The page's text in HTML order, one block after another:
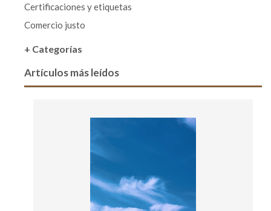
Certificaciones y etiquetas
Comercio justo
+ Categorías
Artículos más leídos